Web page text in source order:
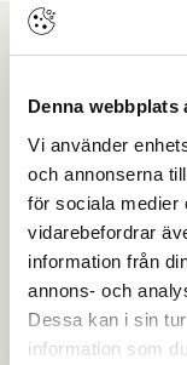
Denna webbplats
Vi använder
och annonserna
för sociala medier
vidarebefordrar
information från
annons- och
Dessa kan i sin
information som
Drift
Vi
uppdaterade
löpande med
aktuella som
Skapa konto